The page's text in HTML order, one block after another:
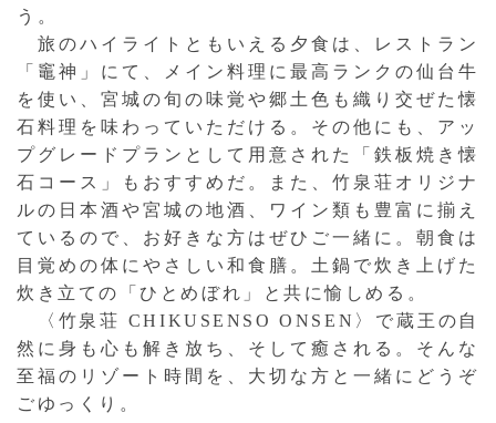
う。
旅のハイライトともいえる夕食は、レストラン
「竈神」にて、メイン料理に最高ランクの仙台牛
を使い、宮城の旬の味覚や郷土色も織り交ぜた懐
石料理を味わっていただける。その他にも、アッ
プグレードプランとして用意された「鉄板焼き懐
石コース」もおすすめだ。また、竹泉荘オリジナ
ルの日本酒や宮城の地酒、ワイン類も豊富に揃え
ているので、お好きな方はぜひご一緒に。朝食は
目覚めの体にやさしい和食膳。土鍋で炊き上げた
炊き立ての「ひとめぼれ」と共に愉しめる。
〈竹泉荘 CHIKUSENSO ONSEN〉で蔵王の自
然に身も心も解き放ち、そして癒される。そんな
至福のリゾート時間を、大切な方と一緒にどうぞ
ごゆっくり。